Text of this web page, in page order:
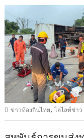
ข่าวท้องถิ่นไทย,ไฮไลท์ข่าว